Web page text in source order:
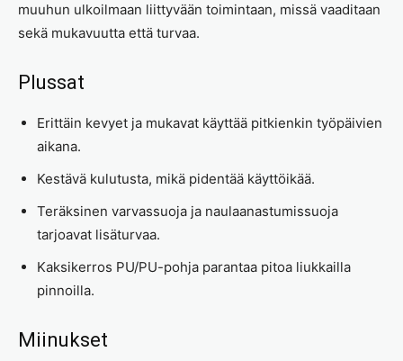
muuhun ulkoilmaan liittyvään toimintaan, missä vaaditaan
sekä mukavuutta että turvaa.
Plussat
Erittäin kevyet ja mukavat käyttää pitkienkin työpäivien
aikana.
Kestävä kulutusta, mikä pidentää käyttöikää.
Teräksinen varvassuoja ja naulaanastumissuoja
tarjoavat lisäturvaa.
Kaksikerros PU/PU-pohja parantaa pitoa liukkailla
pinnoilla.
Miinukset